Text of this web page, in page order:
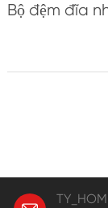
Bộ đệm đĩa